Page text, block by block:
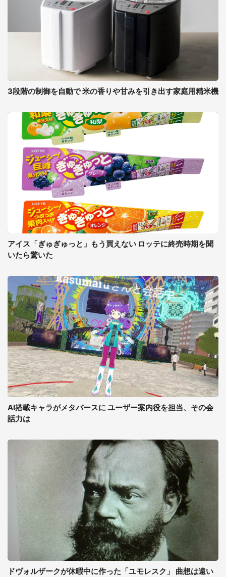
3段階の制御を自動で 米の香りや甘みを引き出す家庭用精米機
アイス「ぎゅぎゅっと」もう買えない ロッテに終売時期を聞
いたら驚いた
AI搭載キャラがメタバースに ユーザー案内役を担当、その会
話力は
ドヴォルザークが休暇中に作った「ユモレスク」 曲想は遠い